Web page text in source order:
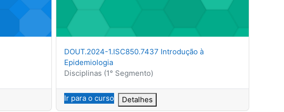
Nome do curso
DOUT.2024-1.ISC850.7437 Introdução à
Epidemiologia
Categoria do curso
Disciplinas (1° Segmento)
Ir para o curso Detalhes